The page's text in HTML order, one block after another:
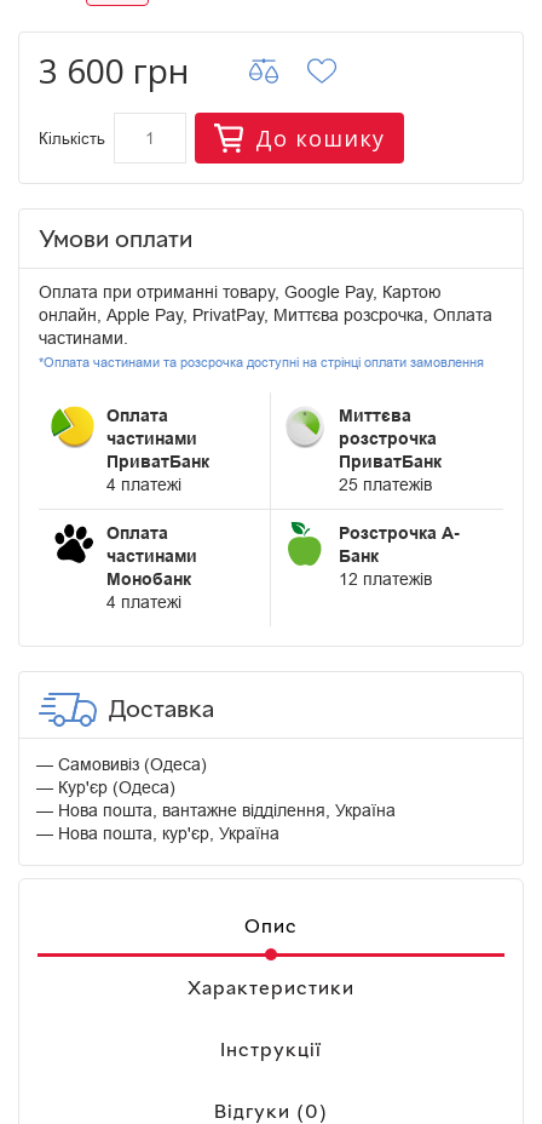
3 600 грн
Кількість До кошику
Умови оплати
Оплата при отриманні товару, Google Pay, Картою
онлайн, Apple Pay, PrivatPay, Миттєва розсрочка, Оплата
частинами.
*Оплата частинами та розсрочка доступні на стрінці оплати замовлення
Оплата
частинами
ПриватБанк
4 платежі
Миттєва
розстрочка
ПриватБанк
25 платежів
Оплата
частинами
Монобанк
4 платежі
Розстрочка А-
Банк
12 платежів
Доставка
Самовивіз (Одеса)
Кур'єр (Одеса)
Нова пошта, вантажне відділення, Україна
Нова пошта, кур'єр, Україна
Опис
Характеристики
Інструкції
Відгуки (0)